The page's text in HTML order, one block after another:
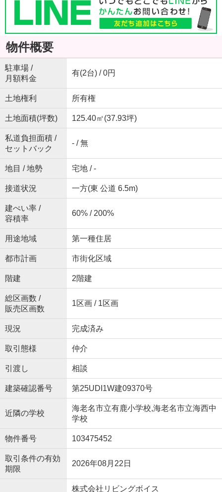
物件概要
駐車場 /
月額料金
有(2台) / 0円
土地権利 所有権
土地面積(坪数) 125.40㎡(37.93坪)
私道負担面積 /
セットバック
- / 無
地目 / 地勢 宅地 / -
接道状況 一方(東 公道 6.5m)
建ぺい率 /
容積率
60% / 200%
用途地域 第一種住居
都市計画 市街化区域
階建 2階建
総区画数 /
販売区画数
1区画 / 1区画
現況 完成済み
取引態様 仲介
引渡し 相談
建築確認番号 第25UDI1W建09370号
近隣の学校
海老名市立有鹿小学校,海老名市立海西中
学校
物件番号 103475452
取引条件の有効
期限
2026年08月22日
株式会社リビングボイス